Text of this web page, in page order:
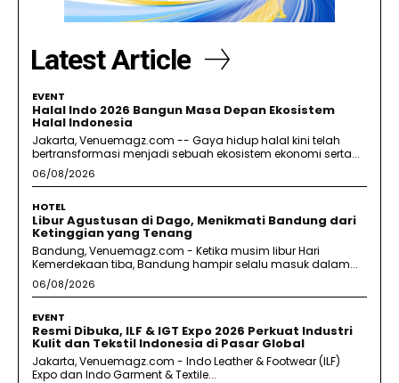
Latest Article
EVENT
Halal Indo 2026 Bangun Masa Depan Ekosistem
Halal Indonesia
Jakarta, Venuemagz.com -- Gaya hidup halal kini telah
bertransformasi menjadi sebuah ekosistem ekonomi serta...
06/08/2026
HOTEL
Libur Agustusan di Dago, Menikmati Bandung dari
Ketinggian yang Tenang
Bandung, Venuemagz.com - Ketika musim libur Hari
Kemerdekaan tiba, Bandung hampir selalu masuk dalam...
06/08/2026
EVENT
Resmi Dibuka, ILF & IGT Expo 2026 Perkuat Industri
Kulit dan Tekstil Indonesia di Pasar Global
Jakarta, Venuemagz.com - Indo Leather & Footwear (ILF)
Expo dan Indo Garment & Textile...